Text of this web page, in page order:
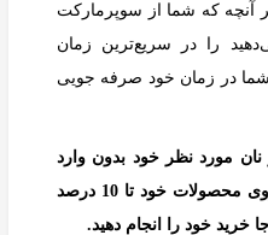
آنچه که شما از سوپرمارکت
را در سریع‌ترین زمان
در زمان خود صرفه جویی
مورد نظر خود بدون وارد
کردن کد تخفیف می‌توانید بر روی محصولات خود تا 10 درصد
خرید خود را انجام دهید.